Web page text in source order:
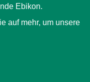
Ebikon.
auf mehr, um unsere